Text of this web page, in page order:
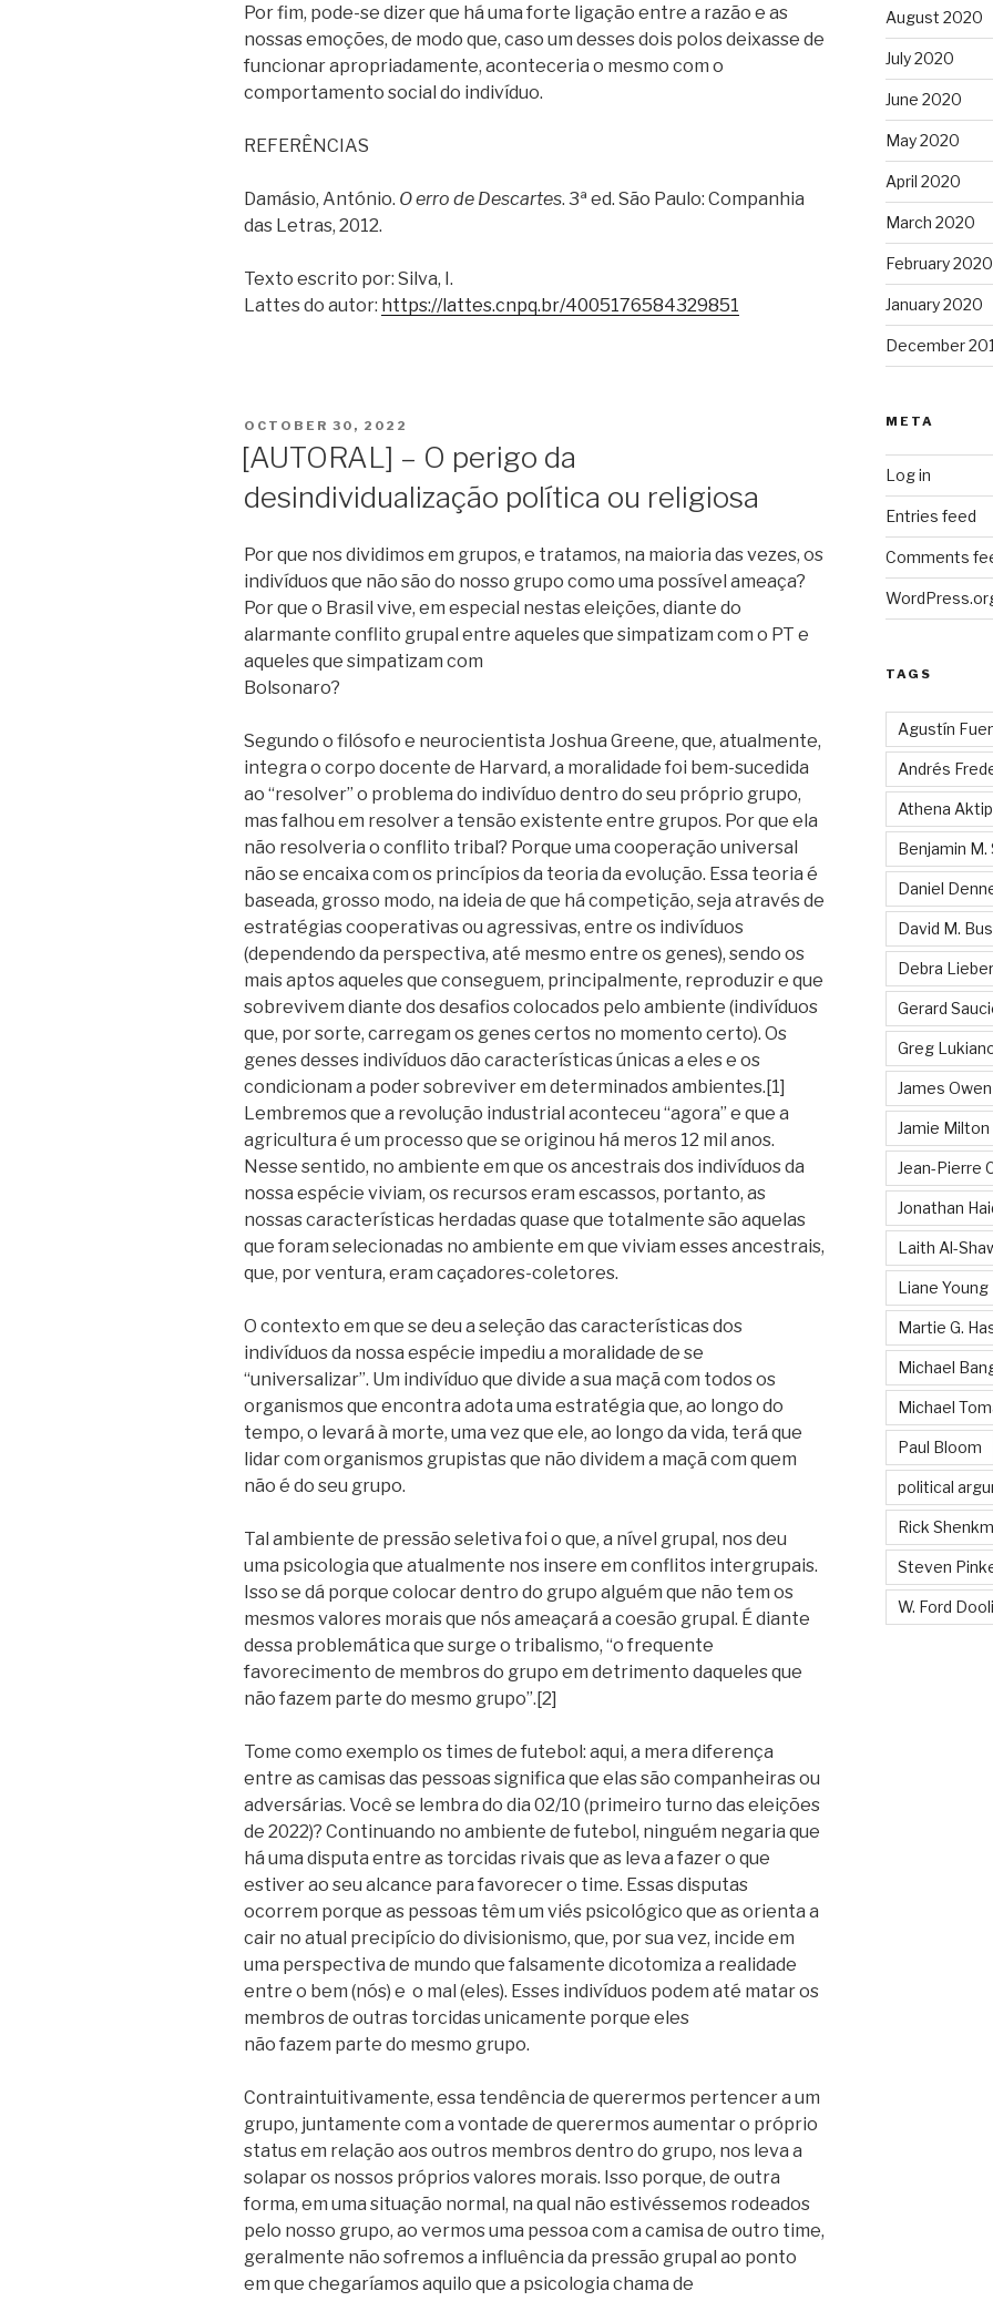
Por fim, pode-se dizer que há uma forte ligação entre a razão e as
nossas emoções, de modo que, caso um desses dois polos deixasse de
funcionar apropriadamente, aconteceria o mesmo com o
comportamento social do indivíduo.
REFERÊNCIAS
Damásio, António. O erro de Descartes. 3ª ed. São Paulo: Companhia
das Letras, 2012.
Texto escrito por: Silva, I.
Lattes do autor: https://lattes.cnpq.br/4005176584329851
POSTED
OCTOBER 30, 2022
[AUTORAL] – O perigo da
desindividualização política ou religiosa
Por que nos dividimos em grupos, e tratamos, na maioria das vezes, os
indivíduos que não são do nosso grupo como uma possível ameaça?
Por que o Brasil vive, em especial nestas eleições, diante do
alarmante conflito grupal entre aqueles que simpatizam com o PT e
aqueles que simpatizam com
Bolsonaro?
Segundo o filósofo e neurocientista Joshua Greene, que, atualmente,
integra o corpo docente de Harvard, a moralidade foi bem-sucedida
ao “resolver” o problema do indivíduo dentro do seu próprio grupo,
mas falhou em resolver a tensão existente entre grupos. Por que ela
não resolveria o conflito tribal? Porque uma cooperação universal
não se encaixa com os princípios da teoria da evolução. Essa teoria é
baseada, grosso modo, na ideia de que há competição, seja através de
estratégias cooperativas ou agressivas, entre os indivíduos
(dependendo da perspectiva, até mesmo entre os genes), sendo os
mais aptos aqueles que conseguem, principalmente, reproduzir e que
sobrevivem diante dos desafios colocados pelo ambiente (indivíduos
que, por sorte, carregam os genes certos no momento certo). Os
genes desses indivíduos dão características únicas a eles e os
condicionam a poder sobreviver em determinados ambientes.[1]
Lembremos que a revolução industrial aconteceu “agora” e que a
agricultura é um processo que se originou há meros 12 mil anos.
Nesse sentido, no ambiente em que os ancestrais dos indivíduos da
nossa espécie viviam, os recursos eram escassos, portanto, as
nossas características herdadas quase que totalmente são aquelas
que foram selecionadas no ambiente em que viviam esses ancestrais,
que, por ventura, eram caçadores-coletores.
O contexto em que se deu a seleção das características dos
indivíduos da nossa espécie impediu a moralidade de se
“universalizar”. Um indivíduo que divide a sua maçã com todos os
organismos que encontra adota uma estratégia que, ao longo do
tempo, o levará à morte, uma vez que ele, ao longo da vida, terá que
lidar com organismos grupistas que não dividem a maçã com quem
não é do seu grupo.
Tal ambiente de pressão seletiva foi o que, a nível grupal, nos deu
uma psicologia que atualmente nos insere em conflitos intergrupais.
Isso se dá porque colocar dentro do grupo alguém que não tem os
mesmos valores morais que nós ameaçará a coesão grupal. É diante
dessa problemática que surge o tribalismo, “o frequente
favorecimento de membros do grupo em detrimento daqueles que
não fazem parte do mesmo grupo”.[2]
Tome como exemplo os times de futebol: aqui, a mera diferença
entre as camisas das pessoas significa que elas são companheiras ou
adversárias. Você se lembra do dia 02/10 (primeiro turno das eleições
de 2022)? Continuando no ambiente de futebol, ninguém negaria que
há uma disputa entre as torcidas rivais que as leva a fazer o que
estiver ao seu alcance para favorecer o time. Essas disputas
ocorrem porque as pessoas têm um viés psicológico que as orienta a
cair no atual precipício do divisionismo, que, por sua vez, incide em
uma perspectiva de mundo que falsamente dicotomiza a realidade
entre o bem (nós) e o mal (eles). Esses indivíduos podem até matar os
membros de outras torcidas unicamente porque eles
não fazem parte do mesmo grupo.
Contraintuitivamente, essa tendência de querermos pertencer a um
grupo, juntamente com a vontade de querermos aumentar o próprio
status em relação aos outros membros dentro do grupo, nos leva a
solapar os nossos próprios valores morais. Isso porque, de outra
forma, em uma situação normal, na qual não estivéssemos rodeados
pelo nosso grupo, ao vermos uma pessoa com a camisa de outro time,
geralmente não sofremos a influência da pressão grupal ao ponto
em que chegaríamos aquilo que a psicologia chama de
August 2020
July 2020
June 2020
May 2020
April 2020
March 2020
February 2020
January 2020
December
META
Log in
Entries feed
Comments
TAGS
Agustín
Andrés
Athena
Benjamin M.
Daniel
David M.
Debra
Gerard
Greg
James
Jamie
Jean-Pierre
Jonathan
Laith Al-
Liane Young
Martie G.
Michael
Michael
Paul Bloom
political
Rick
Steven
W. Ford